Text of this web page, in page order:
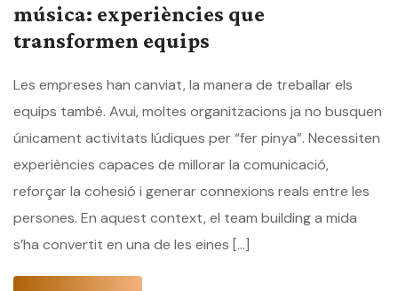
música: experiències que
transformen equips
Les empreses han canviat, la manera de treballar els
equips també. Avui, moltes organitzacions ja no busquen
únicament activitats lúdiques per “fer pinya”. Necessiten
experiències capaces de millorar la comunicació,
reforçar la cohesió i generar connexions reals entre les
persones. En aquest context, el team building a mida
s’ha convertit en una de les eines […]